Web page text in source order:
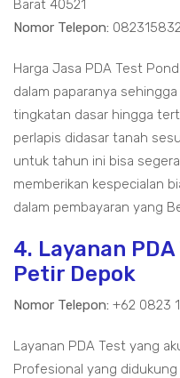
Barat 40521
Nomor Telepon:
Harga Jasa PDA Test
dalam paparanya
tingkatan dasar hingga
perlapis didasar tanah
untuk tahun ini bisa
memberikan kespecialan
dalam pembayaran yang
4. Layanan
Petir Depok
Nomor Telepon: +62 0823
Layanan PDA Test yang
Profesional yang